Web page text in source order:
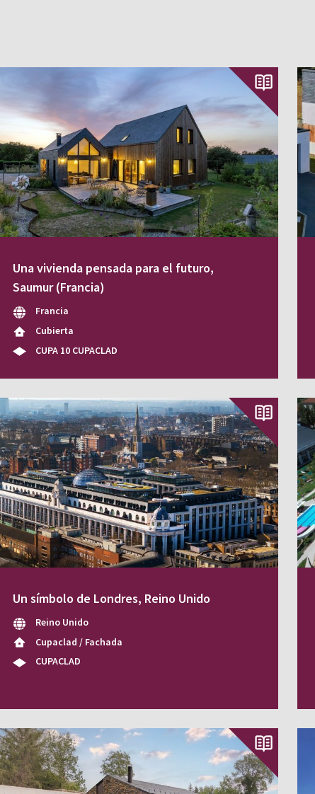
Una vivienda pensada para el futuro,
Saumur (Francia)
Francia
Cubierta
CUPA 10 CUPACLAD
Un símbolo de Londres, Reino Unido
Reino Unido
Cupaclad / Fachada
CUPACLAD